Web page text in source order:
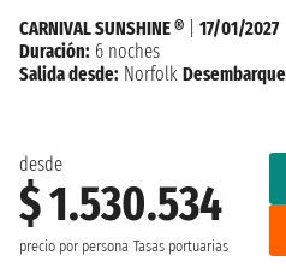
desde
$ 1.530.534
precio por persona Tasas portuarias
CARNIVAL SUNSHINE ®
17/01/2027
Duración: 6 noches
Salida desde: Norfolk